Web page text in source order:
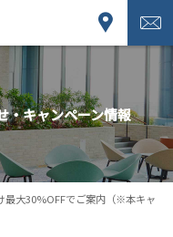
・キャンペーン情報
最大30%OFFでご案内（※本キャ